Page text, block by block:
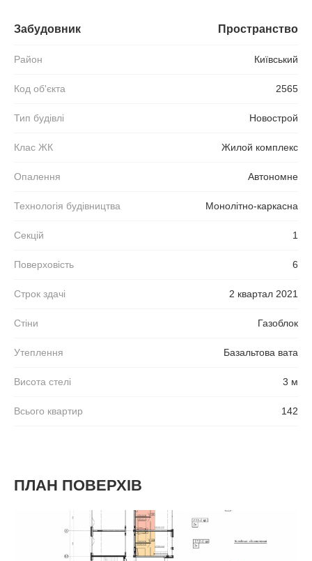
Забудовник Пространство
Тип будівлі Новострой
Клас ЖК Жилой комплекс
Опалення Автономне
Технологія будівництва Монолітно-каркасна
Секцій 1
Поверховість 6
Район Київський
Строк здачі 2 квартал 2021
Код об'єкта 2565
Стіни Газоблок
Утеплення Базальтова вата
Висота стелі 3 м
Всього квартир 142
ПЛАН ПОВЕРХІВ